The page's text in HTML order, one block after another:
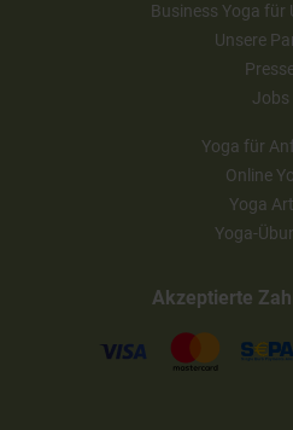
Business Yoga für
Unsere
Jobs
Yoga für
Online
Yoga
Yoga-
Akzeptierte